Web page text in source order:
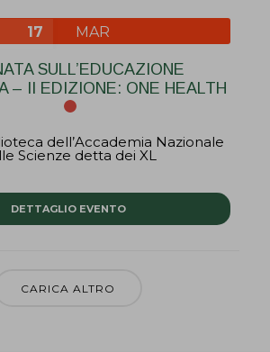
17 MAR
SULL’EDUCAZIONE
– II EDIZIONE: ONE HEALTH
dell’Accademia Nazionale
Scienze detta dei XL
DETTAGLIO EVENTO
CARICA ALTRO